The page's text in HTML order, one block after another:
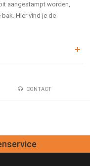
aangestampt worden,
Hier vind je de
CONTACT
verzendkosten